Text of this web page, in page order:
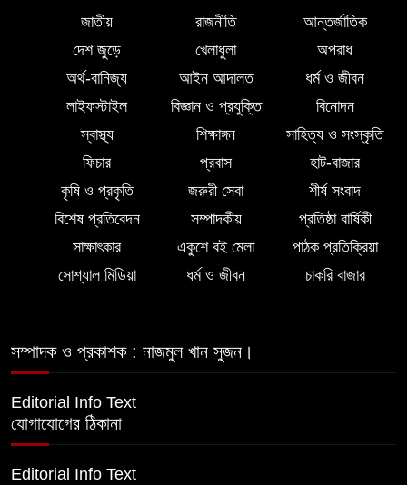
পুলিশের
লালমোহনে পানিতে ডুবে শিশুর মৃত্যু
পরকীয়ার অভিযোগে অভিযুক্ত ছাত্রদল
নেতা শরীফ বেপারীকে অব্যাহতি দিল ভোলা
জেলা ছাত্রদল
লালমোহনে গৃহবধূকে জিম্মি করে ডাকাতি-
শ্লীলতাহানি, গ্রেপ্তার ৩
জাতীয় রাজনীতি
আন্তর্জাতিক
দেশ জুড়ে
খেলাধুলা
অপরাধ
অর্থ-বানিজ্য
আইন আদালত
ধর্ম ও জীবন
লাইফস্টাইল
বিজ্ঞান ও প্রযুক্তি
বিনোদন
স্বাস্থ্য
শিক্ষাঙ্গন
সাহিত্য ও সংস্কৃতি
ফিচার
প্রবাস
হাট-বাজার
কৃষি ও প্রকৃতি
জরুরী সেবা
শীর্ষ সংবাদ
বিশেষ প্রতিবেদন
সম্পাদকীয়
প্রতিষ্ঠা বার্ষিকী
সাক্ষাৎকার
একুশে বই মেলা
পাঠক প্রতিক্রিয়া
সোশ্যাল মিডিয়া
ধর্ম ও জীবন চাকরি বাজার
সম্পাদক ও প্রকাশক : নাজমুল খান সুজন।
Editorial Info Text
যোগাযোগের ঠিকানা
Editorial Info Text